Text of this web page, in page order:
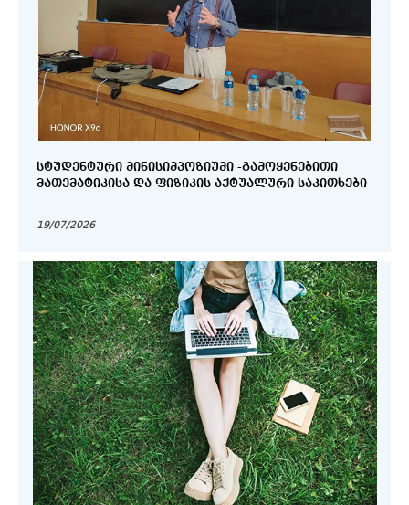
ᲡᲢᲣᲓᲔᲜᲢᲣᲠᲘ ᲛᲘᲜᲘᲡᲘᲛᲞᲝᲖᲘᲣᲛᲘ -ᲒᲐᲛᲝᲧᲔᲜᲔᲑᲘᲗᲘ
ᲛᲐᲗᲔᲛᲐᲢᲘᲙᲘᲡᲐ ᲓᲐ ᲤᲘᲖᲘᲙᲘᲡ ᲐᲥᲢᲣᲐᲚᲣᲠᲘ ᲡᲐᲙᲘᲗᲮᲔᲑᲘ
19/07/2026